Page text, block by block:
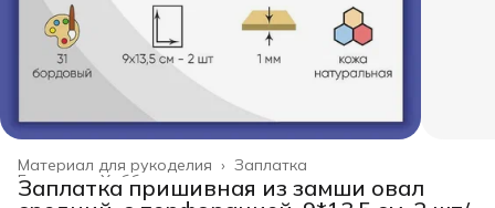
Заплатка
Материал для рукоделия ›
Хобби и творчество ›
Главная ›
Заплатка пришивная из замши овал